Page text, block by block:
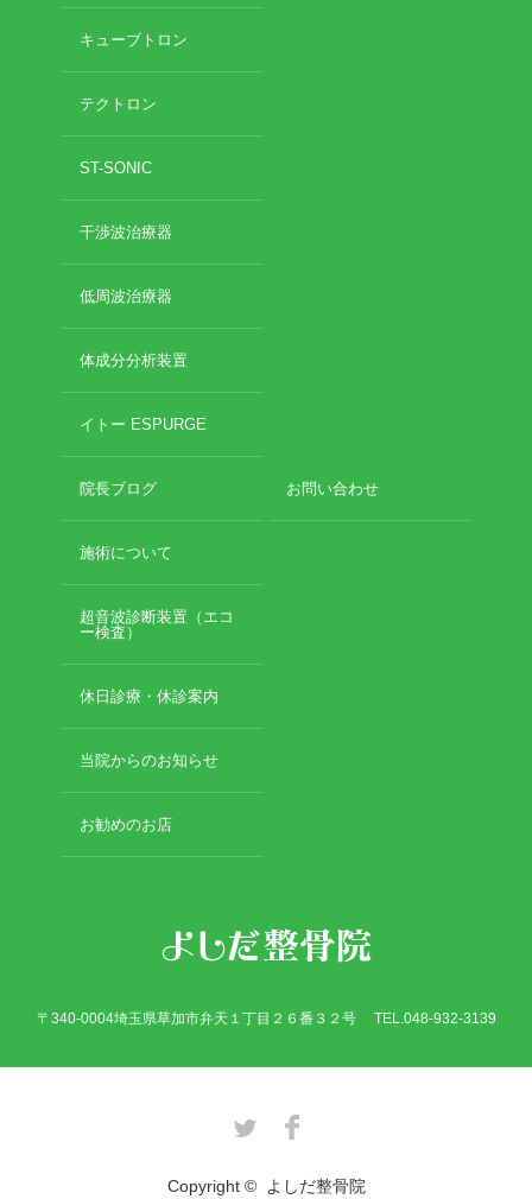
キューブトロン
テクトロン
ST-SONIC
干渉波治療器
低周波治療器
体成分分析装置
イトー ESPURGE
院長ブログ
施術について
超音波診断装置（エコ
ー検査）
休日診療・休診案内
当院からのお知らせ
お勧めのお店
お問い合わせ
〒340-0004埼玉県草加市弁天１丁目２６番３２号 TEL.048-932-3139
Copyright © よしだ整骨院